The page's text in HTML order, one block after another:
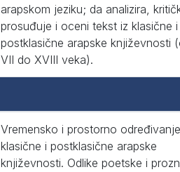
arapskom jeziku; da analizira,
prosuđuje i oceni tekst iz klasične i
postklasične arapske književnosti
VII do XVIII veka).
Vremensko i prostorno određivanje
klasične i postklasične arapske
književnosti. Odlike poetske i